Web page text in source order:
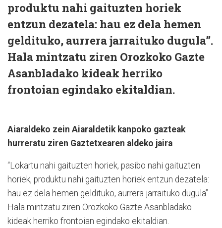
produktu nahi gaituzten horiek
entzun dezatela: hau ez dela hemen
geldituko, aurrera jarraituko dugula”.
Hala mintzatu ziren Orozkoko Gazte
Asanbladako kideak herriko
frontoian egindako ekitaldian.
Aiaraldeko zein Aiaraldetik kanpoko gazteak
hurreratu ziren Gaztetxearen aldeko jaira
“Lokartu nahi gaituzten horiek, pasibo nahi gaituzten
horiek, produktu nahi gaituzten horiek entzun dezatela:
hau ez dela hemen geldituko, aurrera jarraituko dugula”.
Hala mintzatu ziren Orozkoko Gazte Asanbladako
kideak herriko frontoian egindako ekitaldian.